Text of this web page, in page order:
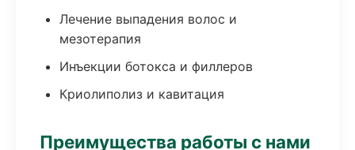
Лечение выпадения волос и
мезотерапия
Инъекции ботокса и филлеров
Криолиполиз и кавитация
Преимущества работы с нами